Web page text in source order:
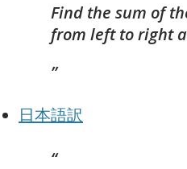
Find the sum of
from left to right
日本語訳